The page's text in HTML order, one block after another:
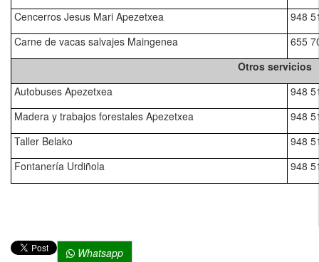
Cencerros Jesus Mari Apezetxea
948
Carne de vacas salvajes Maingenea
655
Otros servicios
Autobuses Apezetxea
948
Madera y trabajos forestales Apezetxea
948
Taller Belako
948
Fontanería Urdiñola
948
Whatsapp